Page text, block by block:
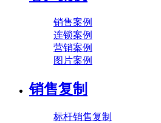
销售案例
连锁案例
营销案例
图片案例
销售复制
标杆销售复制